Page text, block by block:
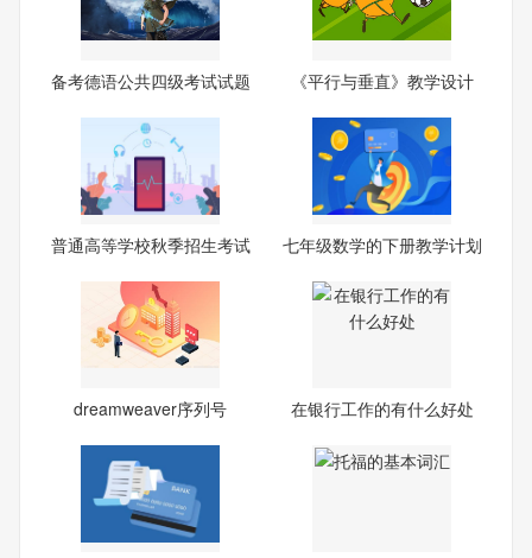
备考德语公共四级考试试题
《平行与垂直》教学设计
普通高等学校秋季招生考试
七年级数学的下册教学计划
dreamweaver序列号 在银行工作的有什么好处